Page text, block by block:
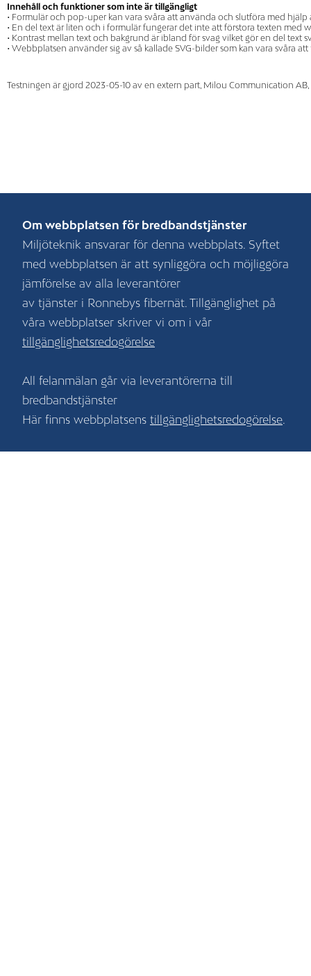
Innehåll och funktioner som inte är tillgängligt
• Formulär och pop-uper kan vara svåra att använda och slutföra med
• En del text är liten och i formulär fungerar det inte att förstora texten med
• Kontrast mellan text och bakgrund är ibland för svag vilket gör en del text
• Webbplatsen använder sig av så kallade SVG-bilder som kan vara svåra
Testningen är gjord 2023-05-10 av en extern part, Milou Communication
Om webbplatsen för bredbandstjänster
Miljöteknik ansvarar för denna webbplats. Syftet
med webbplatsen är att synliggöra och möjliggöra
jämförelse av alla leverantörer
av tjänster i Ronnebys fibernät. Tillgänglighet på
våra webbplatser skriver vi om i vår
tillgänglighetsredogörelse
All felanmälan går via leverantörerna till
bredbandstjänster
Här finns webbplatsens tillgänglighetsredogörelse.